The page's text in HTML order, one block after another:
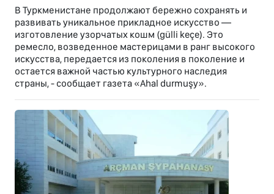
В Туркменистане продолжают бережно сохранять и
развивать уникальное прикладное искусство —
изготовление узорчатых кошм (gülli keçe). Это
ремесло, возведенное мастерицами в ранг высокого
искусства, передается из поколения в поколение и
остается важной частью культурного наследия
страны, - сообщает газета «Ahal durmuşy».